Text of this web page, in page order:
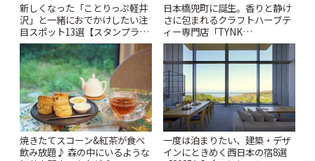
新しくなった「ことりっぷ軽井
沢」と一緒におでかけしたい注
目スポット13選【スタンプラリ
ー開催中】 | ことりっぷ
日本橋兜町に誕生。香りと静け
さに包まれるクラフトハーブテ
ィー専門店「TYNK
Kabutocho」 | ことりっぷ
焼きたてスコーン&紅茶が食べ
飲み放題♪ 森の中にいるような
一度は泊まりたい、建築・デザ
インにときめく西日本の宿8選